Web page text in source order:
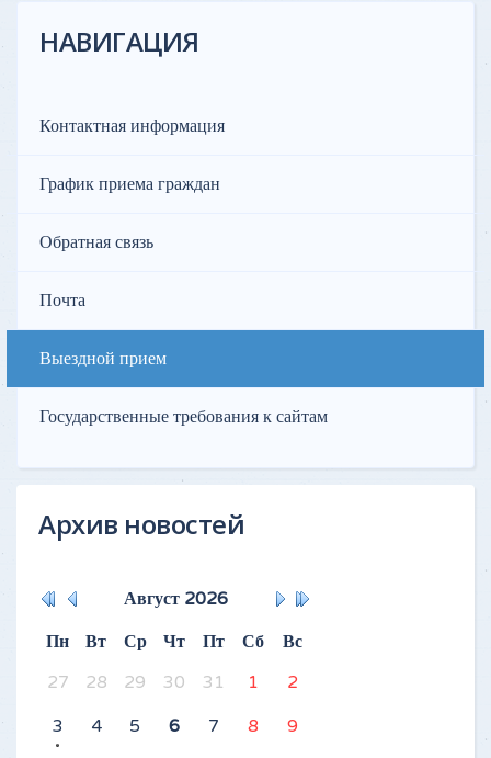
НАВИГАЦИЯ
Контактная информация
График приема граждан
Обратная связь
Почта
Выездной прием
Государственные требования к сайтам
Архив новостей
Август 2026
Пн
Вт Ср Чт Пт Сб
Вс
27
28 29 30 31 1
2
3
4 5 6 7 8
9